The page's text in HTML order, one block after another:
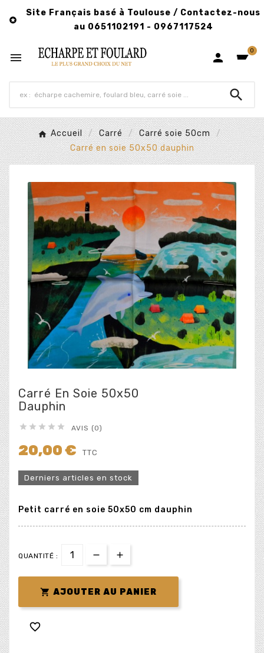

Site Français basé à Toulouse / Contactez-nous
au 0651102191 - 0967117524
  0

Accueil Carré
Carré soie 50cm
Carré en soie 50x50 dauphin
Carré En Soie 50x50
Dauphin
     AVIS (0)
20,00 € TTC
Derniers articles en stock
Petit carré en soie 50x50 cm dauphin
QUANTITÉ :
 AJOUTER AU PANIER
